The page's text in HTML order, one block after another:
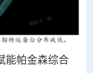
能帕金森综合